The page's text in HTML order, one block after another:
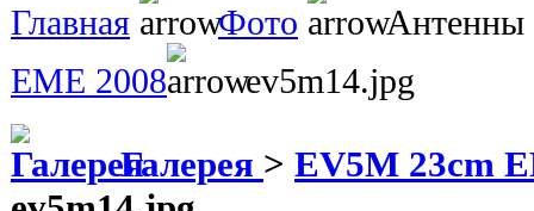
Главная Фото
EME 2008
ev5m14.jpg
Галерея > EV5M 23cm